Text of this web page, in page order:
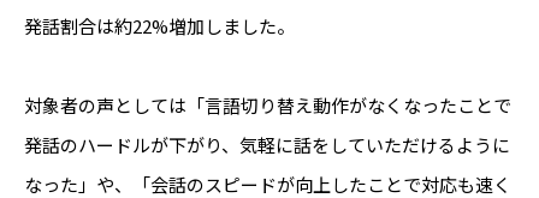
発話割合は約22%増加しました。
対象者の声としては「言語切り替え動作がなくなったことで
発話のハードルが下がり、気軽に話をしていただけるように
なった」や、「会話のスピードが向上したことで対応も速く